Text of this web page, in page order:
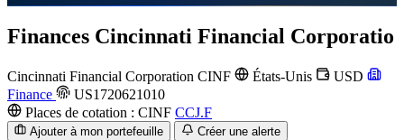
Finances Cincinnati Financial Corporatio
Cincinnati Financial Corporation CINF États-Unis
USD
Finance
US1720621010
Places de cotation : CINF CCJ.F
Ajouter à mon portefeuille Créer une alerte